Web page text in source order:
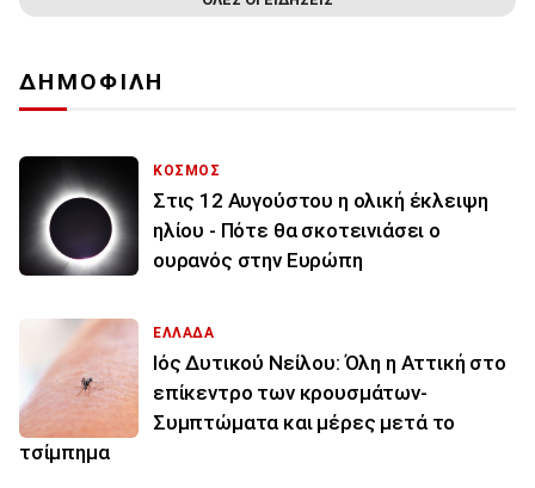
ΔΗΜΟΦΙΛΗ
ΚΟΣΜΟΣ
Στις 12 Αυγούστου η ολική έκλειψη
ηλίου - Πότε θα σκοτεινιάσει ο
ουρανός στην Ευρώπη
ΕΛΛΑΔΑ
Ιός Δυτικού Νείλου: Όλη η Αττική στο
επίκεντρο των κρουσμάτων-
Συμπτώματα και μέρες μετά το
τσίμπημα